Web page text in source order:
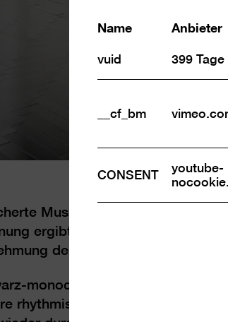
Musik materialisiert sich
ergibt und das zeitliche
des Bilds überführt.
monochromen Flächen an
rhythmische Strenge und der
Name Anbieter
vuid 399 Tage
__cf_bm
CONSENT
youtube-